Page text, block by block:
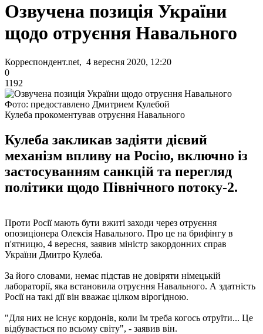
Озвучена позиція України
щодо отруєння Навального
Корреспондент.net, 4 вересня 2020, 12:20
0
1192
Фото: предоставлено Дмитрием Кулебой
Кулеба прокоментував отруєння Навального
Кулеба закликав задіяти дієвий
механізм впливу на Росію, включно із
застосуванням санкцій та перегляд
політики щодо Північного потоку-2.
Проти Росії мають бути вжиті заходи через отруєння
опозиціонера Олексія Навального. Про це на брифінгу в
п'ятницю, 4 вересня, заявив міністр закордонних справ
України Дмитро Кулеба.
За його словами, немає підстав не довіряти німецькій
лабораторії, яка встановила отруєння Навального. А здатність
Росії на такі дії він вважає цілком вірогідною.
"Для них не існує кордонів, коли їм треба когось отруїти... Це
відбувається по всьому світу", - заявив він.